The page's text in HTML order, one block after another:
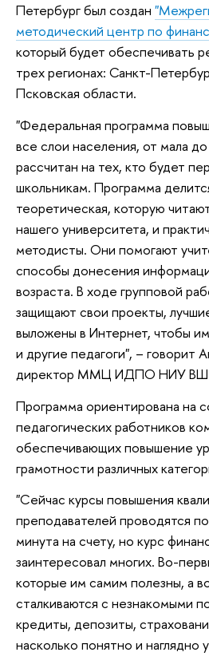
Петербург был создан
методический центр по
который будет обеспечивать
трех регионах: Санкт-
Псковская области.
"Федеральная программа
все слои населения, от мала
рассчитан на тех, кто будет
школьникам. Программа
теоретическая, которую
нашего университета, и
методисты. Они помогают
способы донесения
возраста. В ходе групповой
защищают свои проекты,
выложены в Интернет, чтобы
и другие педагоги", – говорит
директор ММЦ ИДПО НИУ ВШЭ
Программа ориентирована на
педагогических работников
обеспечивающих повышение
грамотности различных
"Сейчас курсы повышения
преподавателей проводятся
минута на счету, но курс
заинтересовал многих. Во-
которые им самим полезны, а
сталкиваются с незнакомыми
кредиты, депозиты,
насколько понятно и наглядно